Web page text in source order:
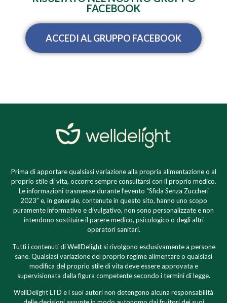
FACEBOOK
ACCEDI AL GRUPPO FACEBOOK
Prima di apportare qualsiasi variazione alla propria alimentazione o al
proprio stile di vita, occorre sempre consultarsi con il proprio medico.
Le informazioni trasmesse durante l’evento “Sfida Senza Zuccheri
2023” e, in generale, contenute in questo sito, hanno uno scopo
puramente informativo e divulgativo, non sono personalizzate e non
intendono sostituire il parere medico, psicologico o degli altri
operatori sanitari.
Tutti i contenuti di WellDelight si rivolgono esclusivamente a persone
sane. Qualsiasi variazione del proprio regime alimentare o qualsiasi
modifica del proprio stile di vita deve essere approvata e
supervisionata dalla figura competente secondo i termini di legge.
WellDelight LTD e i suoi autori non detengono alcuna responsabilità